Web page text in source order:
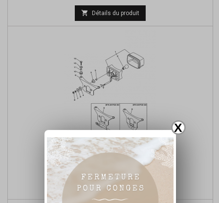
X
Prix
de
 Détails du produit
Prix
 Détails du produit